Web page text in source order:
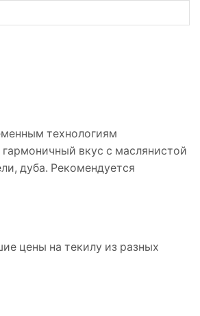
технологиям
вкус с маслянистой
дуба. Рекомендуется
цены на текилу из разных